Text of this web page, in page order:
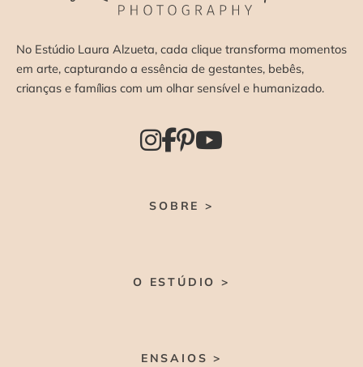
No Estúdio Laura Alzueta, cada clique transforma momentos
em arte, capturando a essência de gestantes, bebês,
crianças e famílias com um olhar sensível e humanizado.
SOBRE >
O ESTÚDIO >
ENSAIOS >